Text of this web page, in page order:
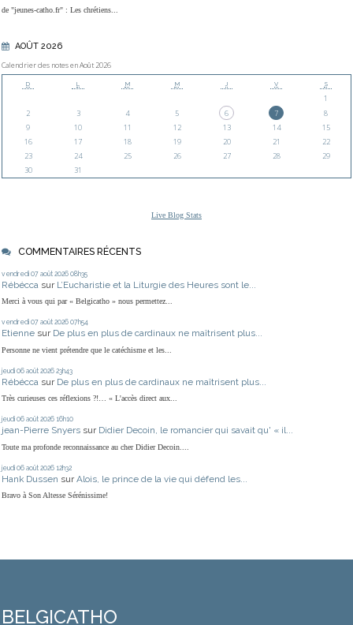
de "jeunes-catho.fr" : Les chrétiens...
AOÛT 2026
Calendrier des notes en Août 2026
D L M M J V S
1
2
3 4 5 6 7
8
9
10 11 12 13 14
15
16
17 18 19 20 21
22
23
24 25 26 27 28
29
30
31
Live Blog Stats
COMMENTAIRES RÉCENTS
vendredi 07 août 2026 08h35
Rébécca sur L’Eucharistie et la Liturgie des Heures sont le...
Merci à vous qui par « Belgicatho » nous permettez...
vendredi 07 août 2026 07h54
Etienne sur De plus en plus de cardinaux ne maîtrisent plus...
Personne ne vient prétendre que le catéchisme et les...
jeudi 06 août 2026 23h43
Rébécca sur De plus en plus de cardinaux ne maîtrisent plus...
Très curieuses ces réflexions ?!… « L'accès direct aux...
jeudi 06 août 2026 16h10
jean-Pierre Snyers sur Didier Decoin, le romancier qui savait qu' « il...
Toute ma profonde reconnaissance au cher Didier Decoin....
jeudi 06 août 2026 12h32
Hank Dussen sur Alois, le prince de la vie qui défend les...
Bravo à Son Altesse Sérénissime!
BELGICATHO